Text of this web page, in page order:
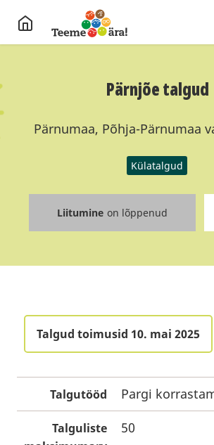
Pärnjõe talgud
Pärnumaa, Põhja-Pärnumaa
Külatalgud
Liitumine on lõppenud
Talgud toimusid 10. mai 2025
Talgutööd Pargi
Talguliste
50